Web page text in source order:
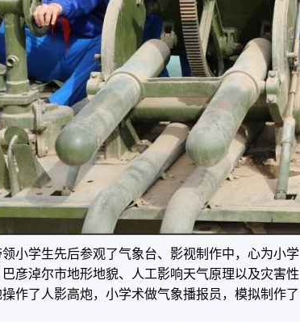
学生先后参观了气象台、影视制作中，心为小学
彦淖尔市地形地貌、人工影响天气原理以及灾害性
作了人影高炮，小学术做气象播报员，模拟制作了